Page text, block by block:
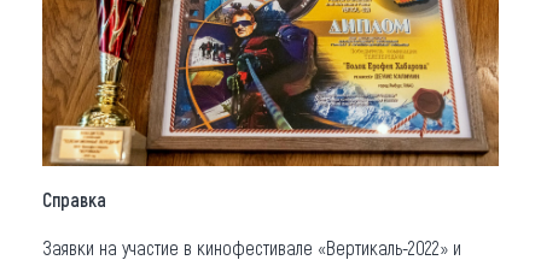
Справка
Заявки на участие в кинофестивале «Вертикаль-2022» и